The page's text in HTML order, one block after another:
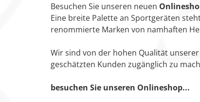
Besuchen Sie unseren neuen
Eine breite Palette an Sportgeräten
renommierte Marken von namhaften
Wir sind von der hohen Qualität
geschätzten Kunden zugänglich zu
besuchen Sie unseren Onlineshop...